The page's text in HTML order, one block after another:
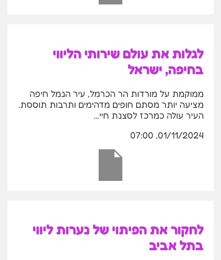
לגלות את עולם שירותי הליווי
בחיפה, ישראל
ממוקמת על מורדות הר הכרמל, עיר הנמל חיפה
מציעה יותר מסתם חופים מדהימים ותרבות תוססת.
העיר עולה כמרכז לסצנת חיי…
01/11/2024, 07:00
לחקור את הפיתוי של נערות ליווי
בתל אביב